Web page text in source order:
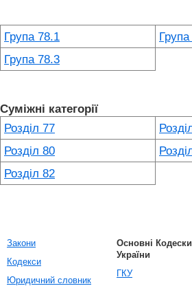
Група 78.1
Група 78.3
Суміжні категорії
Розділ 77
Розділ 80
Розділ 82
Закони
Кодекси
Юридичний словник
Основні Кодески
України
ГКУ